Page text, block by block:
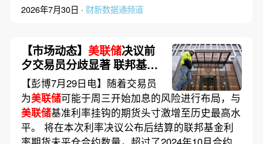
2026年7月30日 · 财新数据通频道
【市场动态】 美联储决议前
夕交易员分歧显著 联邦基金
利率期货头寸创纪录
【彭博7月29日电】随着交易员
为美联储可能于周三开始加息的风险进行布局，与
美联储基准利率挂钩的期货头寸激增至历史最高水
平。 将在本次利率决议公布后结算的联邦基金利